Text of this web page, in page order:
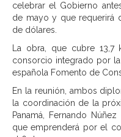
celebrar el Gobierno
de mayo y que requerirá
de dólares.
La obra, que cubre
consorcio integrado por
española Fomento de
En la reunión, ambos
la coordinación de la
Panamá, Fernando
que emprenderá por el